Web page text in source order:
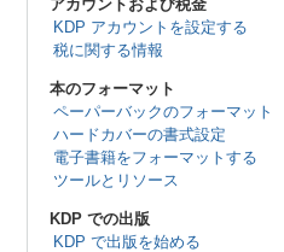
アカウントおよび税金
KDP アカウントを設定する
税に関する情報
本のフォーマット
ペーパーバックのフォーマット
ハードカバーの書式設定
電子書籍をフォーマットする
ツールとリソース
KDP での出版
KDP で出版を始める